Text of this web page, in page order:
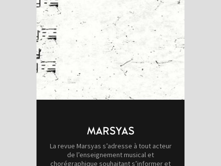
MARSYAS
La revue Marsyas s’adresse à tout acteur
de l’enseignement musical et
chorégraphique souhaitant s’informer et